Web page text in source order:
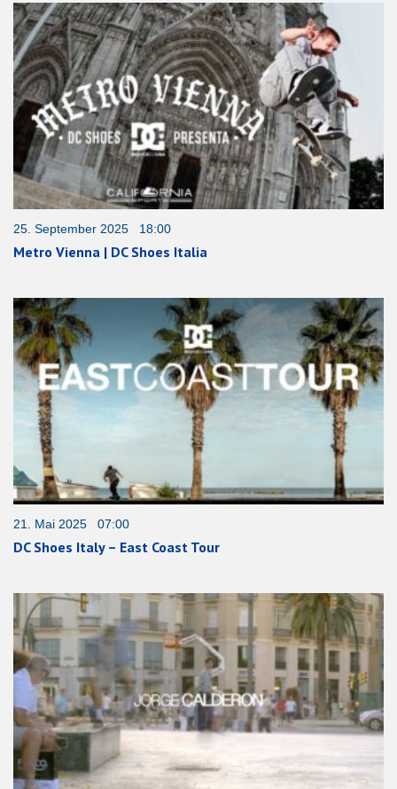
25. September 2025 18:00
Metro Vienna | DC Shoes Italia
21. Mai 2025 07:00
DC Shoes Italy – East Coast Tour